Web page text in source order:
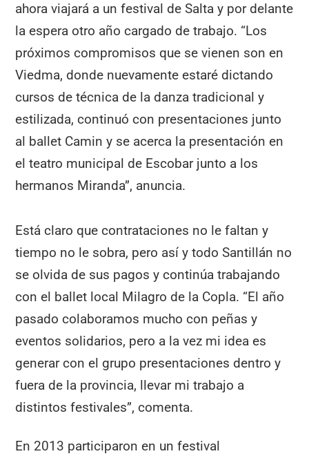
ahora viajará a un festival de Salta y por delante
la espera otro año cargado de trabajo. “Los
próximos compromisos que se vienen son en
Viedma, donde nuevamente estaré dictando
cursos de técnica de la danza tradicional y
estilizada, continuó con presentaciones junto
al ballet Camin y se acerca la presentación en
el teatro municipal de Escobar junto a los
hermanos Miranda”, anuncia.
Está claro que contrataciones no le faltan y
tiempo no le sobra, pero así y todo Santillán no
se olvida de sus pagos y continúa trabajando
con el ballet local Milagro de la Copla. “El año
pasado colaboramos mucho con peñas y
eventos solidarios, pero a la vez mi idea es
generar con el grupo presentaciones dentro y
fuera de la provincia, llevar mi trabajo a
distintos festivales”, comenta.
En 2013 participaron en un festival